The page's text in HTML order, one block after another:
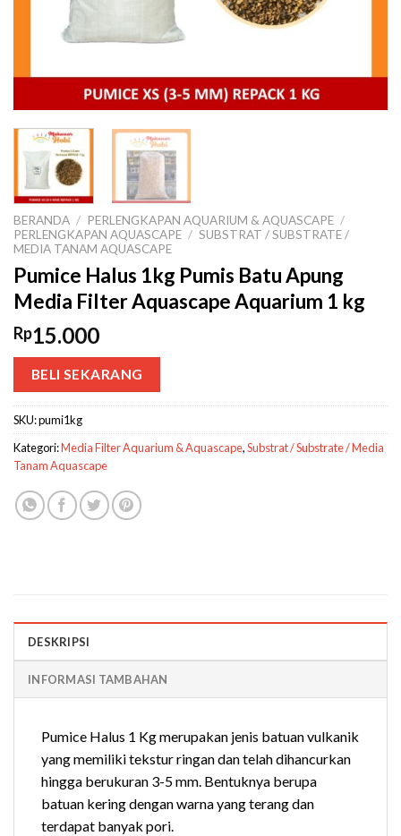
BERANDA / PERLENGKAPAN AQUARIUM & AQUASCAPE /
PERLENGKAPAN AQUASCAPE / SUBSTRAT / SUBSTRATE /
MEDIA TANAM AQUASCAPE
Pumice Halus 1kg Pumis Batu Apung
Media Filter Aquascape Aquarium 1 kg
Rp15.000
BELI SEKARANG
SKU:pumi1kg
Kategori:Media Filter Aquarium & Aquascape,Substrat / Substrate / Media
Tanam Aquascape
DESKRIPSI
INFORMASI TAMBAHAN
Pumice Halus 1 Kg merupakan jenis batuan vulkanik
yang memiliki tekstur ringan dan telah dihancurkan
hingga berukuran 3-5 mm. Bentuknya berupa
batuan kering dengan warna yang terang dan
terdapat banyak pori.